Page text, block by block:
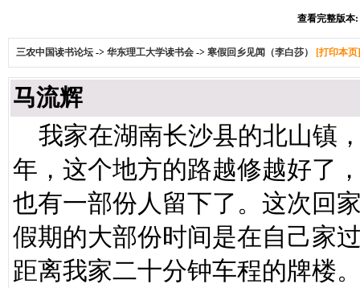
查看完整版本
三农中国读书论坛 -> 华东理工大学读书会 -> 寒假回乡见闻（李白莎） [打印本页]
马流辉
我家在湖南长沙县的北山镇
年，这个地方的路越修越好了
也有一部份人留下了。这次回
假期的大部份时间是在自己家
距离我家二十分钟车程的牌楼